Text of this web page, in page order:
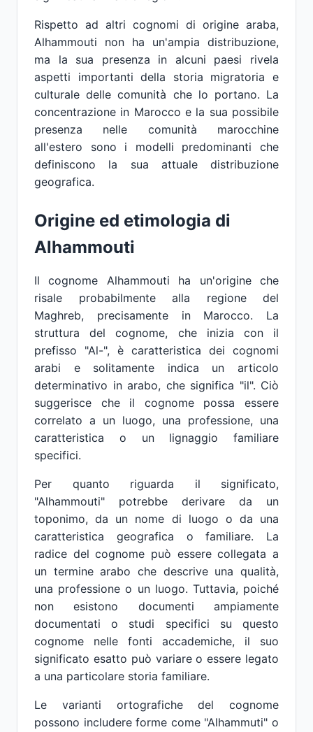
Rispetto ad altri cognomi di origine araba,
Alhammouti non ha un'ampia distribuzione,
ma la sua presenza in alcuni paesi rivela
aspetti importanti della storia migratoria e
culturale delle comunità che lo portano. La
concentrazione in Marocco e la sua possibile
presenza nelle comunità marocchine
all'estero sono i modelli predominanti che
definiscono la sua attuale distribuzione
geografica.
Origine ed etimologia di
Alhammouti
Il cognome Alhammouti ha un'origine che
risale probabilmente alla regione del
Maghreb, precisamente in Marocco. La
struttura del cognome, che inizia con il
prefisso "Al-", è caratteristica dei cognomi
arabi e solitamente indica un articolo
determinativo in arabo, che significa "il". Ciò
suggerisce che il cognome possa essere
correlato a un luogo, una professione, una
caratteristica o un lignaggio familiare
specifici.
Per quanto riguarda il significato,
"Alhammouti" potrebbe derivare da un
toponimo, da un nome di luogo o da una
caratteristica geografica o familiare. La
radice del cognome può essere collegata a
un termine arabo che descrive una qualità,
una professione o un luogo. Tuttavia, poiché
non esistono documenti ampiamente
documentati o studi specifici su questo
cognome nelle fonti accademiche, il suo
significato esatto può variare o essere legato
a una particolare storia familiare.
Le varianti ortografiche del cognome
possono includere forme come "Alhammuti" o